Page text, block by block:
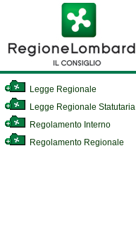
Legge Regionale
Legge Regionale Statutaria
Regolamento Interno
Regolamento Regionale